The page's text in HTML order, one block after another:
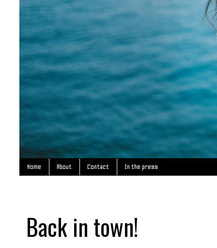
Home About Contact In the press
Back in town!